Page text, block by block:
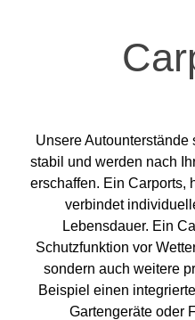
Unsere
stabil und werden nach
erschaffen. Ein Carports,
verbindet
Lebensdauer. Ein
Schutzfunktion vor
sondern auch weitere
Beispiel einen
Gartengeräte oder